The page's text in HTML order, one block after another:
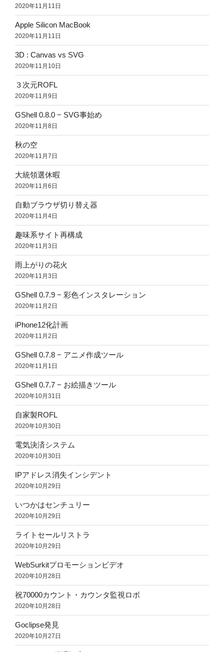
2020年11月11日
Apple Silicon MacBook
2020年11月11日
3D : Canvas vs SVG
2020年11月10日
３次元ROFL
2020年11月9日
GShell 0.8.0 − SVG事始め
2020年11月8日
秋の空
2020年11月7日
大統領選休暇
2020年11月6日
自動ブラウザ切り替え器
2020年11月4日
趣味系サイト再構成
2020年11月3日
雨上がりの花火
2020年11月3日
GShell 0.7.9 − 彩色インスタレーション
2020年11月2日
iPhone12化計画
2020年11月2日
GShell 0.7.8 − アニメ作成ツール
2020年11月1日
GShell 0.7.7 − お絵描きツール
2020年10月31日
自家製ROFL
2020年10月30日
電気決済システム
2020年10月30日
IPアドレス消失インシデント
2020年10月29日
いつかはセンチュリー
2020年10月29日
ライトセールリストラ
2020年10月29日
WebSurkitプロモーションビデオ
2020年10月28日
祝70000カウント・カウンタ監視ロボ
2020年10月28日
Goclipse発見
2020年10月27日